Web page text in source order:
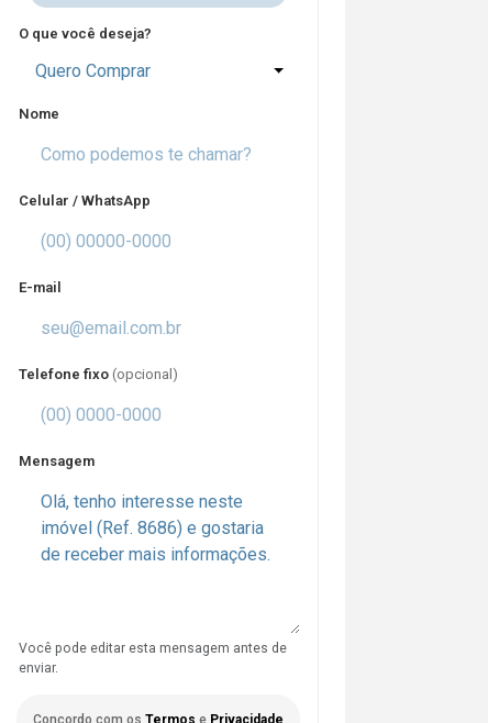
O que você deseja?
Quero Comprar
Nome
Celular / WhatsApp
E-mail
Telefone fixo (opcional)
Mensagem
Você pode editar esta mensagem antes de
enviar.
Concordo com os Termos e Privacidade